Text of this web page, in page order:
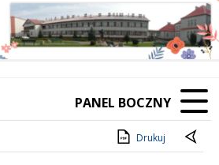
PANEL BOCZNY
Drukuj